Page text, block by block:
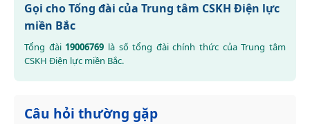
Gọi cho Tổng đài của Trung tâm CSKH Điện lực
miền Bắc
Tổng đài 19006769 là số tổng đài chính thức của Trung tâm
CSKH Điện lực miền Bắc.
Câu hỏi thường gặp